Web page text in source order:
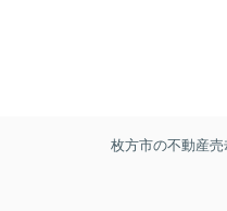
枚方市の不動産